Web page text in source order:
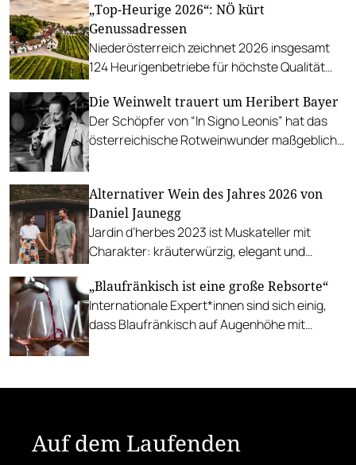
um Zug verschwand der Neuburger in der
Vergangenheit aus den heimischen
Weingärten. Heute gibt es eine zarte
Renaissance des urösterreichischen Weins.
„Top-Heurige 2026“: NÖ kürt
Genussadressen
Niederösterreich zeichnet 2026 insgesamt
124 Heurigenbetriebe für höchste Qualität
Die Weinwelt trauert um Heribert Bayer
Der Schöpfer von “In Signo Leonis” hat das
österreichische Rotweinwunder maßgeblich
Alternativer Wein des Jahres 2026 von
Daniel Jaunegg
Jardin d’herbes 2023 ist Muskateller mit
Charakter: kräuterwürzig, elegant und
Sorte.
„Blaufränkisch ist eine große Rebsorte“
Internationale Expert*innen sind sich einig,
dass Blaufränkisch auf Augenhöhe mit
Auf dem Laufenden